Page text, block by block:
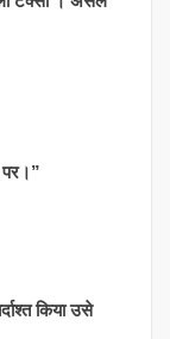
किया उसे